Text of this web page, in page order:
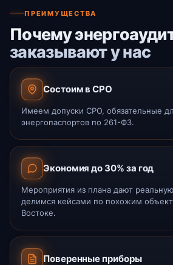
ПРЕИМУЩЕСТВА
Почему
заказывают у нас
Состоим в СРО
Имеем допуски СРО, обязательные
энергопаспортов по 261-ФЗ.
Экономия до 30% за год
Мероприятия из плана дают
делимся кейсами по похожим
Востоке.
Поверенные приборы